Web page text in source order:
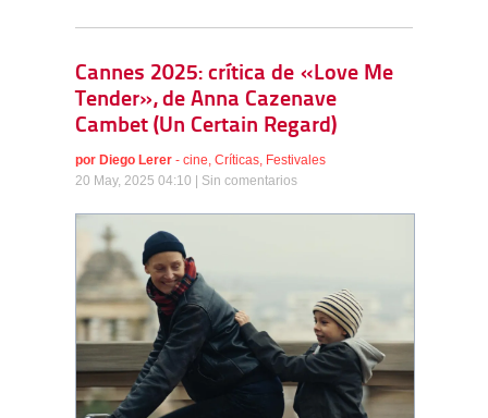
Cannes 2025: crítica de «Love Me
Tender», de Anna Cazenave
Cambet (Un Certain Regard)
por Diego Lerer - cine, Críticas, Festivales
20 May, 2025 04:10 | Sin comentarios